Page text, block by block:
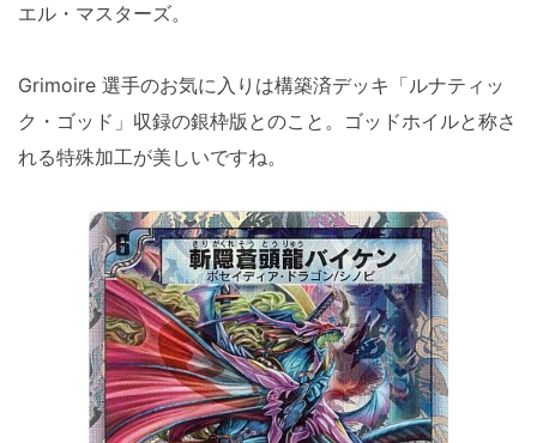
エル・マスターズ。
Grimoire 選手のお気に入りは構築済デッキ「ルナティッ
ク・ゴッド」収録の銀枠版とのこと。ゴッドホイルと称さ
れる特殊加工が美しいですね。